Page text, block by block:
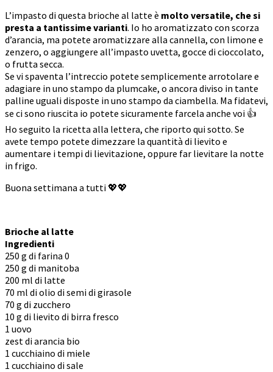
L’impasto di questa brioche al latte è molto versatile, che si
presta a tantissime varianti. Io ho aromatizzato con scorza
d’arancia, ma potete aromatizzare alla cannella, con limone e
zenzero, o aggiungere all’impasto uvetta, gocce di cioccolato,
o frutta secca.
Se vi spaventa l’intreccio potete semplicemente arrotolare e
adagiare in uno stampo da plumcake, o ancora diviso in tante
palline uguali disposte in uno stampo da ciambella. Ma fidatevi,
se ci sono riuscita io potete sicuramente farcela anche voi 👍
Ho seguito la ricetta alla lettera, che riporto qui sotto. Se
avete tempo potete dimezzare la quantità di lievito e
aumentare i tempi di lievitazione, oppure far lievitare la notte
in frigo.
Buona settimana a tutti 💖💖
Brioche al latte
Ingredienti
250 g di farina 0
250 g di manitoba
200 ml di latte
70 ml di olio di semi di girasole
70 g di zucchero
10 g di lievito di birra fresco
1 uovo
zest di arancia bio
1 cucchiaino di miele
1 cucchiaino di sale